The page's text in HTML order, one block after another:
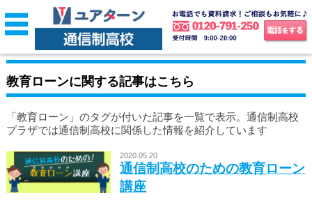
教育ローンに関する記事はこちら
「教育ローン」のタグが付いた記事を一覧で表示。通信制高校
プラザでは通信制高校に関係した情報を紹介しています
2020.05.20
通信制高校のための教育ローン
講座